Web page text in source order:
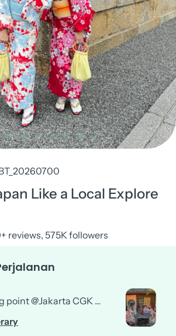
Like a Local Explore
reviews, 575K followers
point @Jakarta CGK …